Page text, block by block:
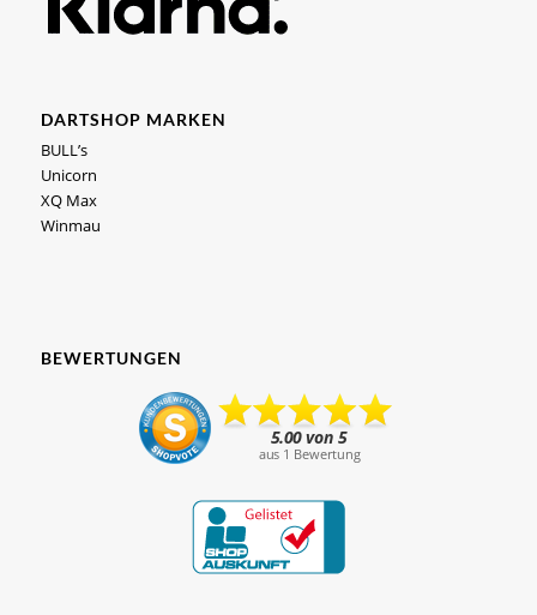
DARTSHOP MARKEN
BULL’s
Unicorn
XQ Max
Winmau
BEWERTUNGEN